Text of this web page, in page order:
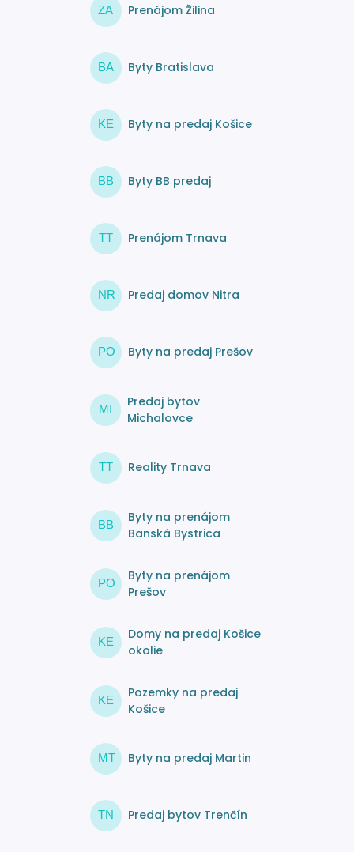
ZA Prenájom Žilina
BA Byty Bratislava
KE Byty na predaj Košice
BB Byty BB predaj
TT Prenájom Trnava
NR Predaj domov Nitra
PO Byty na predaj Prešov
MI
Predaj bytov
Michalovce
TT Reality Trnava
BB
Byty na prenájom
Banská Bystrica
PO
Byty na prenájom
Prešov
KE
Domy na predaj Košice
okolie
KE
Pozemky na predaj
Košice
MT Byty na predaj Martin
TN Predaj bytov Trenčín